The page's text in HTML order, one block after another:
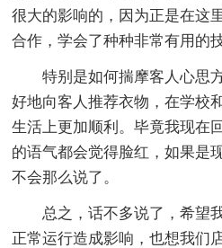
很大的影响的，因为正是在这
合作，学会了种种非常有用的技
特别是如何揣摩客人心思方
好地向客人推荐衣物，在学校
生活上更加顺利。毕竟我现在
的语气都会觉得脸红，如果是
不会那么说了。
总之，话不多说了，希望我
正常运行造成影响，也想我们